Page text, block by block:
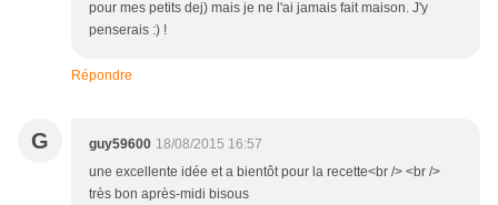
pour mes petits dej) mais je ne l'ai jamais fait maison. J'y
penserais :) !
Répondre
G guy59600 18/08/2015 16:57
une excellente idée et a bientôt pour la recette<br /> <br />
très bon après-midi bisous